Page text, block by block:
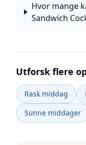
Hvor mange
Sandwich
Utforsk flere
Rask middag
Sunne middager